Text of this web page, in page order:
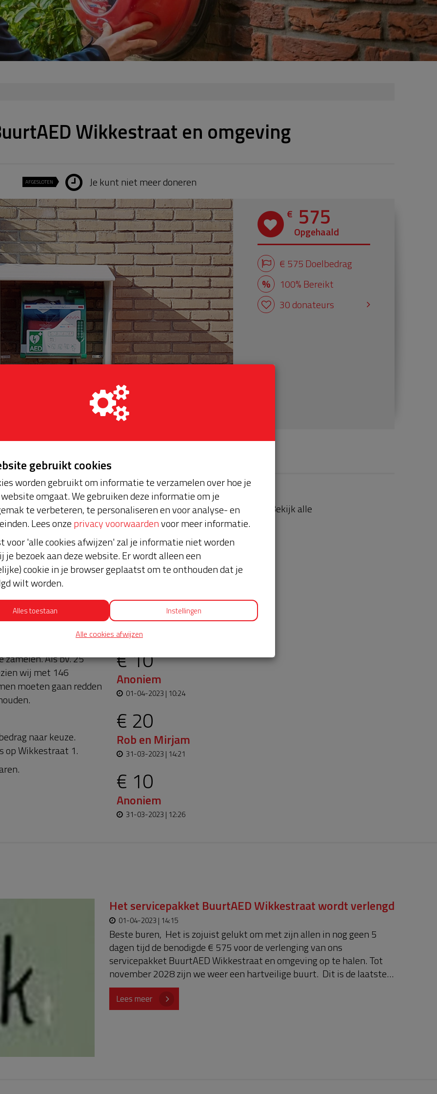
Wikkestraat en omgeving
AFGESLOTEN Je kunt niet meer doneren
€ 575
Opgehaald
€ 575 Doelbedrag
100% Bereikt
30 donateurs
Extra WABP info
Contactinformatie
voor onze
Een
een hartveilige
Dit pakket zorgt
wordt gemaakt
worden er op tijd
worden. Om het
ben een actie
zamelen. Als bv. 25
wij met 146
moeten gaan redden
naar keuze.
op Wikkestraat 1.
Laatste donaties Bekijk alle
€ 5
Anoniem
01-04-2023 | 13:45
€ 10
Anoniem
01-04-2023 | 12:45
€ 10
Anoniem
01-04-2023 | 10:24
€ 20
Rob en Mirjam
31-03-2023 | 14:21
€ 10
Anoniem
31-03-2023 | 12:26
Het servicepakket BuurtAED Wikkestraat wordt verlengd
01-04-2023 | 14:15
Beste buren, Het is zojuist gelukt om met zijn allen in nog geen 5
dagen tijd de benodigde € 575 voor de verlenging van ons
servicepakket BuurtAED Wikkestraat en omgeving op te halen. Tot
november 2028 zijn we weer een hartveilige buurt. Dit is de laatste
verlenging van het servicepakket van 5 jaar die mogelijk is. In 2028
moet de BuurtAED worden vervangen en komt er een nieuwe actie.
Tegen die tijd kom ik weer in de lucht om jullie hulp te vragen. Voor nu
Lees meer
gebruikt cookies
worden gebruikt om informatie te verzamelen over hoe je
omgaat. We gebruiken deze informatie om je
te verbeteren, te personaliseren en voor analyse- en
Lees onzeprivacy voorwaardenvoor meer informatie.
voor 'alle cookies afwijzen' zal je informatie niet worden
je bezoek aan deze website. Er wordt alleen een
cookie in je browser geplaatst om te onthouden dat je
wilt worden.
Alles toestaan Instellingen
Alle cookies afwijzen